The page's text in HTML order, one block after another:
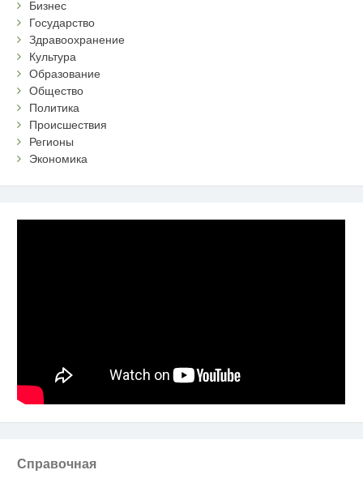
Бизнес
Государство
Здравоохранение
Культура
Образование
Общество
Политика
Происшествия
Регионы
Экономика
Справочная